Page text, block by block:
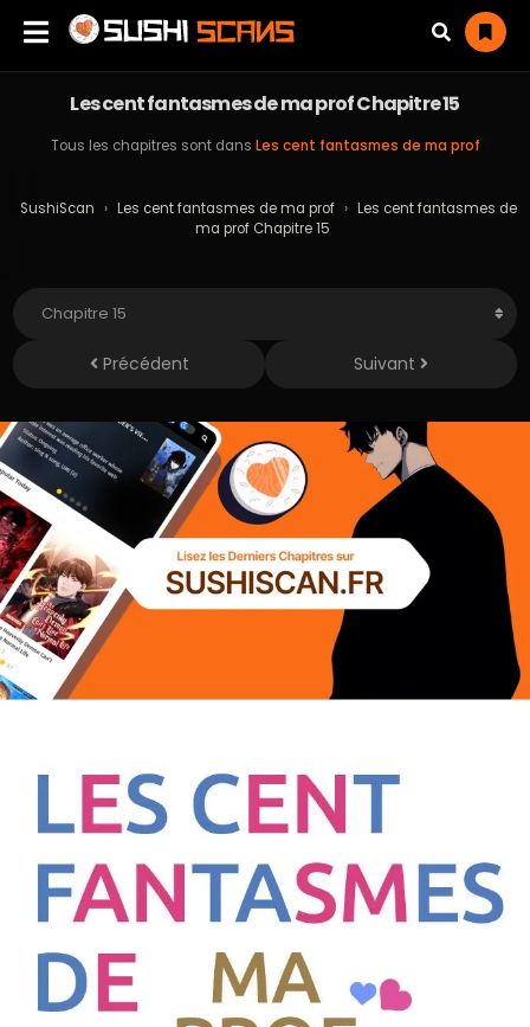
Les cent fantasmes de ma prof Chapitre 15
Tous les chapitres sont dans Les cent fantasmes de ma prof
SushiScan › Les cent fantasmes de ma prof › Les cent fantasmes de
ma prof Chapitre 15
Précédent Suivant